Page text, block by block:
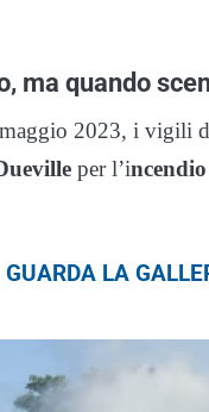
ma quando
2023, i vigili
per l’i
GUARDA LA